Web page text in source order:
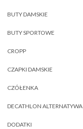
BUTY DAMSKIE
BUTY SPORTOWE
CROPP
CZAPKI DAMSKIE
CZÓŁENKA
DECATHLON ALTERNATYWA
DODATKI